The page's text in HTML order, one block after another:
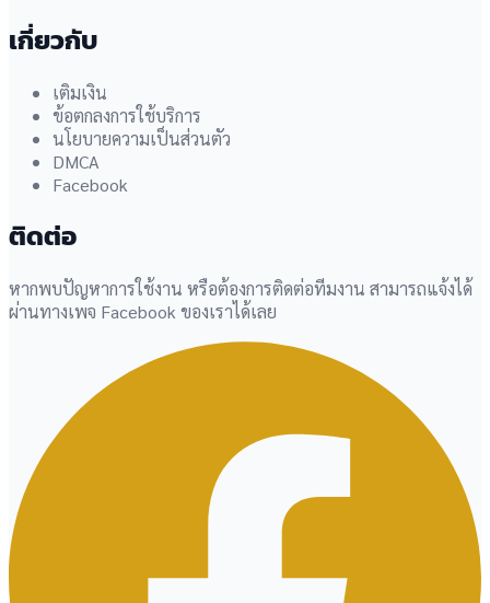
เกี่ยวกับ
เติมเงิน
ข้อตกลงการใช้บริการ
นโยบายความเป็นส่วนตัว
DMCA
Facebook
ติดต่อ
หากพบปัญหาการใช้งาน หรือต้องการติดต่อทีมงาน สามารถแจ้งได้
ผ่านทางเพจ Facebook ของเราได้เลย